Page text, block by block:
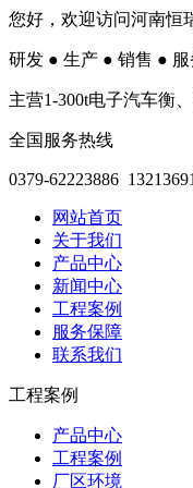
您好，欢迎访问河南
研发 ● 生产 ● 销售 ●
主营1-300t电子汽车衡
全国服务热线
0379-62223886
网站首页
关于我们
产品中心
新闻中心
工程案例
服务保障
联系我们
工程案例
产品中心
工程案例
厂区环境